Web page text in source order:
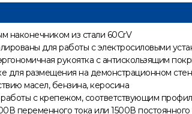
наконечником из стали 60CrV
для работы с электросиловыми
рукоятка с антискользящим
для размещения на демонстрационном
масел, бензина, керосина
с крепежом, соответствующим
переменного тока или 1500В постоянного